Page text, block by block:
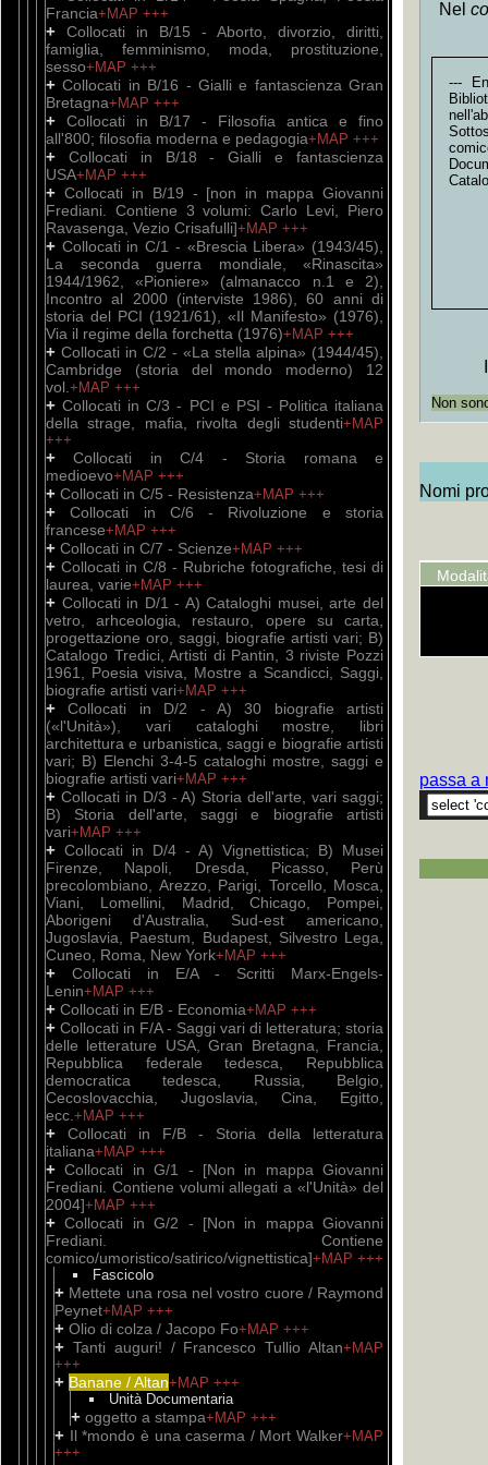
Francia+MAP +++
+ Collocati in B/15 - Aborto, divorzio, diritti,
famiglia, femminismo, moda, prostituzione,
sesso+MAP +++
+Collocati in B/16 - Gialli e fantascienza Gran
Bretagna+MAP +++
+ Collocati in B/17 - Filosofia antica e fino
all'800; filosofia moderna e pedagogia+MAP +++
+ Collocati in B/18 - Gialli e fantascienza
USA+MAP +++
+ Collocati in B/19 - [non in mappa Giovanni
Frediani. Contiene 3 volumi: Carlo Levi, Piero
Ravasenga, Vezio Crisafulli]+MAP +++
+ Collocati in C/1 - «Brescia Libera» (1943/45),
La seconda guerra mondiale, «Rinascita»
1944/1962, «Pioniere» (almanacco n.1 e 2),
Incontro al 2000 (interviste 1986), 60 anni di
storia del PCI (1921/61), «Il Manifesto» (1976),
Via il regime della forchetta (1976)+MAP +++
+ Collocati in C/2 - «La stella alpina» (1944/45),
Cambridge (storia del mondo moderno) 12
vol. +MAP +++
+Collocati in C/3 - PCI e PSI - Politica italiana
della strage, mafia, rivolta degli studenti+MAP
+++
+Collocati in C/4 - Storia romana e
medioevo+MAP +++
+ Collocati in C/5 - Resistenza+MAP +++
+Collocati in C/6 - Rivoluzione e storia
francese+MAP +++
+ Collocati in C/7 - Scienze+MAP +++
+ Collocati in C/8 - Rubriche fotografiche, tesi di
laurea, varie+MAP +++
+ Collocati in D/1 - A) Cataloghi musei, arte del
vetro, arhceologia, restauro, opere su carta,
progettazione oro, saggi, biografie artisti vari; B)
Catalogo Tredici, Artisti di Pantin, 3 riviste Pozzi
1961, Poesia visiva, Mostre a Scandicci, Saggi,
biografie artisti vari+MAP +++
+Collocati in D/2 - A) 30 biografie artisti
(«l'Unità»), vari cataloghi mostre, libri
architettura e urbanistica, saggi e biografie artisti
vari; B) Elenchi 3-4-5 cataloghi mostre, saggi e
biografie artisti vari+MAP +++
+ Collocati in D/3 - A) Storia dell'arte, vari saggi;
B) Storia dell'arte, saggi e biografie artisti
vari+MAP +++
+ Collocati in D/4 - A) Vignettistica; B) Musei
Firenze, Napoli, Dresda, Picasso, Perù
precolombiano, Arezzo, Parigi, Torcello, Mosca,
Viani, Lomellini, Madrid, Chicago, Pompei,
Aborigeni d'Australia, Sud-est americano,
Jugoslavia, Paestum, Budapest, Silvestro Lega,
Cuneo, Roma, New York+MAP +++
+ Collocati in E/A - Scritti Marx-Engels-
Lenin+MAP +++
+ Collocati in E/B - Economia+MAP +++
+ Collocati in F/A - Saggi vari di letteratura; storia
delle letterature USA, Gran Bretagna, Francia,
Repubblica federale tedesca, Repubblica
democratica tedesca, Russia, Belgio,
Cecoslovacchia, Jugoslavia, Cina, Egitto,
ecc. +MAP +++
+ Collocati in F/B - Storia della letteratura
italiana+MAP +++
+Collocati in G/1 - [Non in mappa Giovanni
Frediani. Contiene volumi allegati a «l'Unità» del
2004]+MAP +++
+Collocati in G/2 - [Non in mappa Giovanni
Frediani. Contiene
comico/umoristico/satirico/vignettistica]+MAP +++
Fascicolo
+ Mettete una rosa nel vostro cuore / Raymond
Peynet+MAP +++
+ Olio di colza / Jacopo Fo+MAP +++
+ Tanti auguri! / Francesco Tullio Altan+MAP
+++
+ Banane / Altan+MAP +++
Unità Documentaria
+ oggetto a stampa+MAP +++
+ Il *mondo è una caserma / Mort Walker+MAP
+++
Nel
---
Non
Nomi
passa a